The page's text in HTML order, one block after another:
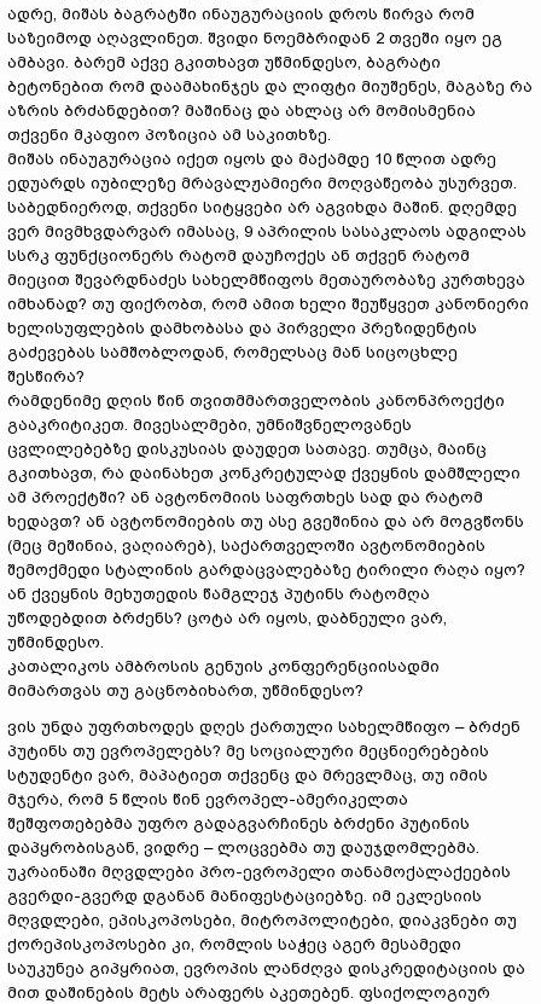
ადრე, მიშას ბაგრატში ინაუგურაციის დროს წირვა რომ
საზეიმოდ აღავლინეთ. შვიდი ნოემბრიდან 2 თვეში იყო ეგ
ამბავი. ბარემ აქვე გკითხავთ უწმინდესო, ბაგრატი
ბეტონებით რომ დაამახინჯეს და ლიფტი მიუშენეს, მაგაზე რა
აზრის ბრძანდებით? მაშინაც და ახლაც არ მომისმენია
თქვენი მკაფიო პოზიცია ამ საკითხზე.
მიშას ინაუგურაცია იქეთ იყოს და მაქამდე 10 წლით ადრე
ედუარდს იუბილეზე მრავალჟამიერი მოღვაწეობა უსურვეთ.
საბედნიეროდ, თქვენი სიტყვები არ აგვიხდა მაშინ. დღემდე
ვერ მივმხვდარვარ იმასაც, 9 აპრილის სასაკლაოს ადგილას
სსრკ ფუნქციონერს რატომ დაუჩოქეს ან თქვენ რატომ
მიეცით შევარდნაძეს სახელმწიფოს მეთაურობაზე კურთხევა
იმხანად? თუ ფიქრობთ, რომ ამით ხელი შეუწყვეთ კანონიერი
ხელისუფლების დამხობასა და პირველი პრეზიდენტის
გაძევებას სამშობლოდან, რომელსაც მან სიცოცხლე
შესწირა?
რამდენიმე დღის წინ თვითმმართველობის კანონპროექტი
გააკრიტიკეთ. მივესალმები, უმნიშვნელოვანეს
ცვლილებებზე დისკუსიას დაუდეთ სათავე. თუმცა, მაინც
გკითხავთ, რა დაინახეთ კონკრეტულად ქვეყნის დამშლელი
ამ პროექტში? ან ავტონომიის საფრთხეს სად და რატომ
ხედავთ? ან ავტონომიების თუ ასე გვეშინია და არ მოგვწონს
(მეც მეშინია, ვაღიარებ), საქართველოში ავტონომიების
შემოქმედი სტალინის გარდაცვალებაზე ტირილი რაღა იყო?
ან ქვეყნის მეხუთედის წამგლეჯ პუტინს რატომღა
უწოდებდით ბრძენს? ცოტა არ იყოს, დაბნეული ვარ,
უწმინდესო.
კათალიკოს ამბროსის გენუის კონფერენციისადმი
მიმართვას თუ გაცნობიხართ, უწმინდესო?
ვის უნდა უფრთხოდეს დღეს ქართული სახელმწიფო – ბრძენ
პუტინს თუ ევროპელებს? მე სოციალური მეცნიერებების
სტუდენტი ვარ, მაპატიეთ თქვენც და მრევლმაც, თუ იმის
მჯერა, რომ 5 წლის წინ ევროპელ-ამერიკელთა
შეშფოთებებმა უფრო გადაგვარჩინეს ბრძენი პუტინის
დაპყრობისგან, ვიდრე – ლოცვებმა თუ დაუჯდომლებმა.
უკრაინაში მღვდლები პრო-ევროპელი თანამოქალაქეების
გვერდი-გვერდ დგანან მანიფესტაციებზე. იმ ეკლესიის
მღვდლები, ეპისკოპოსები, მიტროპოლიტები, დიაკვნები თუ
ქორეპისკოპოსები კი, რომლის საჭეც აგერ მესამედი
საუკუნეა გიპყრიათ, ევროპის ლანძღვა დისკრედიტაციის და
მით დაშინების მეტს არაფერს აკეთებენ. ფსიქოლოგიურ